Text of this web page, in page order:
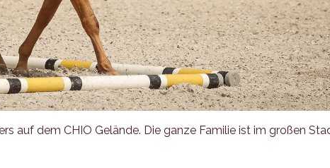
auf dem CHIO Gelände. Die ganze Familie ist im großen